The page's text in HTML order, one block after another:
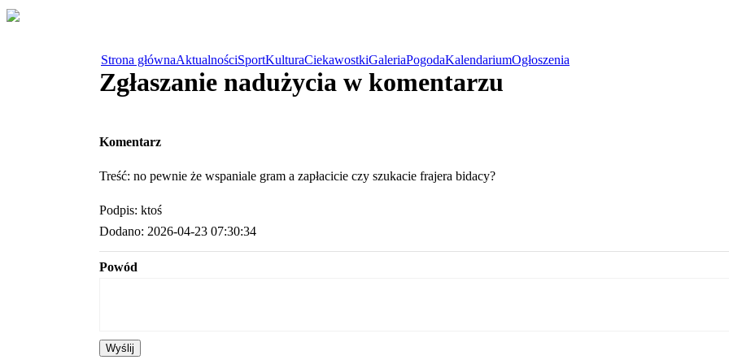
Strona głównaAktualnościSportKulturaCiekawostkiGaleriaPogodaKalendariumOgłoszenia
Zgłaszanie nadużycia w komentarzu
Komentarz
Treść: no pewnie że wspaniale gram a zapłacicie czy szukacie frajera bidacy?
Podpis: ktoś
Dodano: 2026-04-23 07:30:34
Powód
Wyślij